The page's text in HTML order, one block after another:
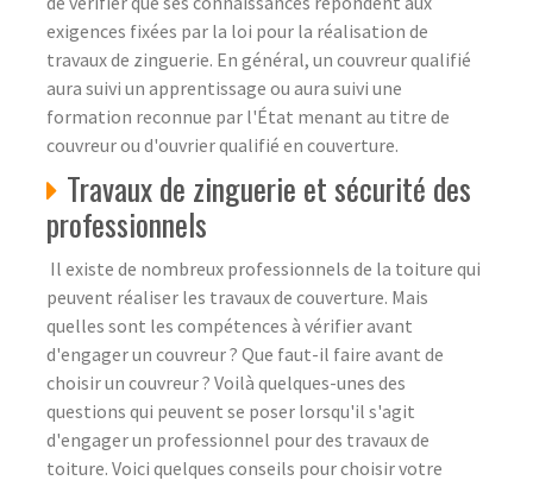
exigences fixées par la loi pour la réalisation de
travaux de zinguerie. En général, un couvreur qualifié
aura suivi un apprentissage ou aura suivi une
formation reconnue par l'État menant au titre de
couvreur ou d'ouvrier qualifié en couverture.
Travaux de zinguerie et sécurité des
professionnels
Il existe de nombreux professionnels de la toiture qui
peuvent réaliser les travaux de couverture. Mais
quelles sont les compétences à vérifier avant
d'engager un couvreur ? Que faut-il faire avant de
choisir un couvreur ? Voilà quelques-unes des
questions qui peuvent se poser lorsqu'il s'agit
d'engager un professionnel pour des travaux de
toiture. Voici quelques conseils pour choisir votre